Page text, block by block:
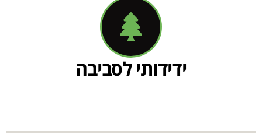
ידידותי לסביבה